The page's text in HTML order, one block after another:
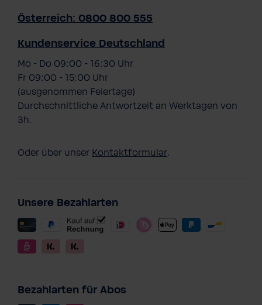
Österreich: 0800 800 555
Kundenservice Deutschland
Mo - Do 09:00 - 16:30 Uhr
Fr 09:00 - 15:00 Uhr
(ausgenommen Feiertage)
Durchschnittliche Antwortzeit an Werktagen von
3h.
Oder über unser Kontaktformular.
Unsere Bezahlarten
Bezahlarten für Abos